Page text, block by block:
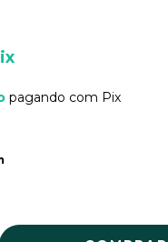
pagando com Pix